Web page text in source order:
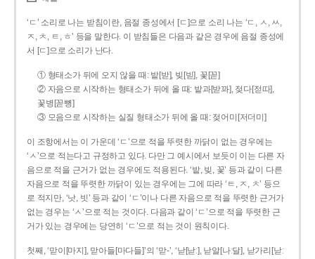
‘ㄷ’ 소리로 나는 받침이란, 음절 종성에서 [ㄷ]으로 소리 나는 ‘ㄷ, ㅅ, ㅆ,
ㅈ, ㅊ, ㅌ, ㅎ’ 등을 말한다. 이 받침들은 다음과 같은 경우에 음절 종성에
서 [ㄷ]으로 소리가 난다.
① 형태소가 뒤에 오지 않을 때: 밭[받], 빚[빋], 꽃[꼳]
② 자음으로 시작하는 형태소가 뒤에 올 때: 밭과[받꽈], 젖다[젇따],
꽃병[꼳뼝]
③ 모음으로 시작하는 실질 형태소가 뒤에 올 때: 젖어미[저더미]
이 조항에서는 이 가운데 ‘ㄷ’으로 적을 뚜렷한 까닭이 없는 경우에는
‘ㅅ’으로 적는다고 규정하고 있다. 다만 그 예시에서 보듯이 이는 다른 자
음으로 적을 근거가 없는 경우에도 적용된다. ‘밭, 빚, 꽃’ 등과 같이 다른
자음으로 적을 뚜렷한 까닭이 있는 경우에는 그에 따라 ‘ㅌ, ㅈ, ㅊ’ 등으
로 적지만, ‘낫, 빗’ 등과 같이 ‘ㄷ’이나 다른 자음으로 적을 뚜렷한 근거가
없는 경우는 ‘ㅅ’으로 적는 것이다. 다음과 같이 ‘ㄷ’으로 적을 뚜렷한 근
거가 있는 경우에는 당연히 ‘ㄷ’으로 적는 것이 원칙이다.
첫째, ‘맏이[마지], 맏아들[마다들]’의 ‘맏-’, ‘낟[낟ː], 낟알[나ː달], 낟가리[낟ː